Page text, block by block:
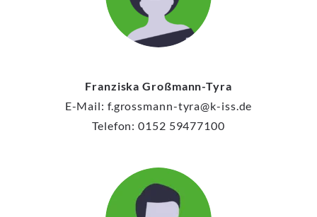
Franziska Großmann-Tyra
E-Mail: f.grossmann-tyra@k-iss.de
Telefon: 0152 59477100